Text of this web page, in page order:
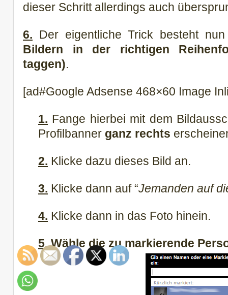
dieser Schritt allerdings auch
6. Der eigentliche Trick besteht
Bildern in der richtigen
taggen).
[ad#Google Adsense 468×60 Image
1. Fange hierbei mit dem
Profilbanner ganz rechts
2. Klicke dazu dieses Bild an.
3. Klicke dann auf “Jemanden auf
4. Klicke dann in das Foto hinein.
5. Wähle die zu markierende